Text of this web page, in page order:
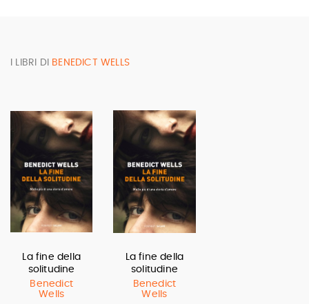
I LIBRI DI BENEDICT WELLS
La fine della
solitudine
Benedict
Wells
La fine della
solitudine
Benedict
Wells